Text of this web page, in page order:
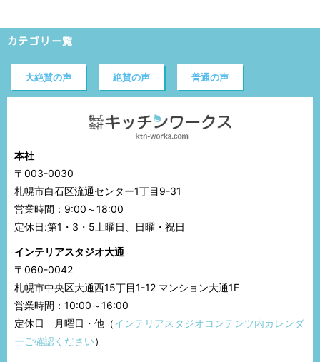
カテゴリ一覧
大絶賛の声 絶賛の声 普通の声
本社
〒003-0030
札幌市白石区流通センター1丁目9-31
営業時間：9:00～18:00
定休日:第1・3・5土曜日、日曜・祝日
インテリアスタジオ大通
〒060-0042
札幌市中央区大通西15丁目1-12 マンション大通1F
営業時間：10:00～16:00
定休日 月曜日・他（インテリアスタジオコンテンツ内カレンダ
ーご確認ください）